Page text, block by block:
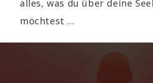
alles, was du über deine
möchtest ...